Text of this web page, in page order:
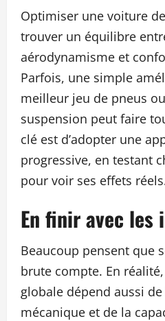
Optimiser une voiture
trouver un équilibre
aérodynamisme et
Parfois, une simple
meilleur jeu de pneus
suspension peut faire
clé est d’adopter une
progressive, en testant
pour voir ses effets
En finir avec les
Beaucoup pensent que
brute compte. En
globale dépend aussi
mécanique et de la